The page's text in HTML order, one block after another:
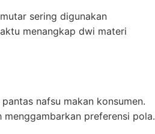
sering digunakan
menangkap dwi materi
nafsu makan konsumen.
preferensi pola.